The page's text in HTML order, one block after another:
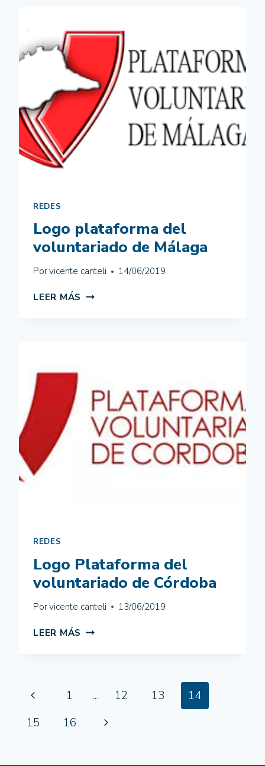
REDES
Logo plataforma del
voluntariado de Málaga
Porvicente canteli 14/06/2019
LEER MÁS LOGO
REDES
Logo Plataforma del
voluntariado de Córdoba
Porvicente canteli 13/06/2019
LEER MÁS LOGO
CÓRDOBA
Navegación
página
Página
anterior
1 … 12 13
14
15
16
Siguiente